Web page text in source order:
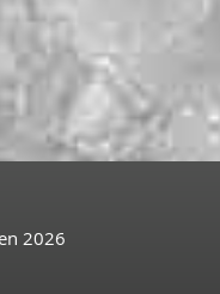
2026